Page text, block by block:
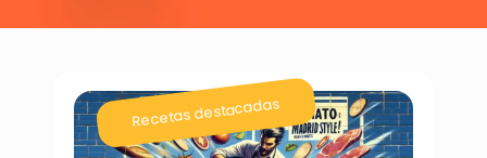
Recetas destacadas